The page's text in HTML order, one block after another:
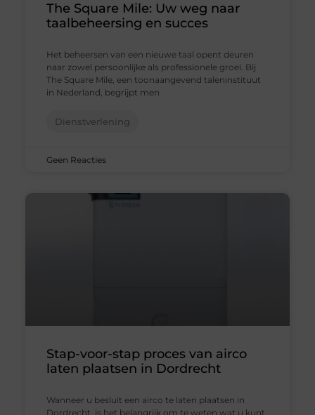
The Square Mile: Uw weg naar
taalbeheersing en succes
Het beheersen van een nieuwe taal opent deuren
naar zowel persoonlijke als professionele groei. Bij
The Square Mile, een toonaangevend taleninstituut
in Nederland, begrijpt men
Dienstverlening
Geen Reacties
Stap-voor-stap proces van airco
laten plaatsen in Dordrecht
Wanneer u besluit een airco te laten plaatsen in
Dordrecht, is het belangrijk om te weten wat u kunt